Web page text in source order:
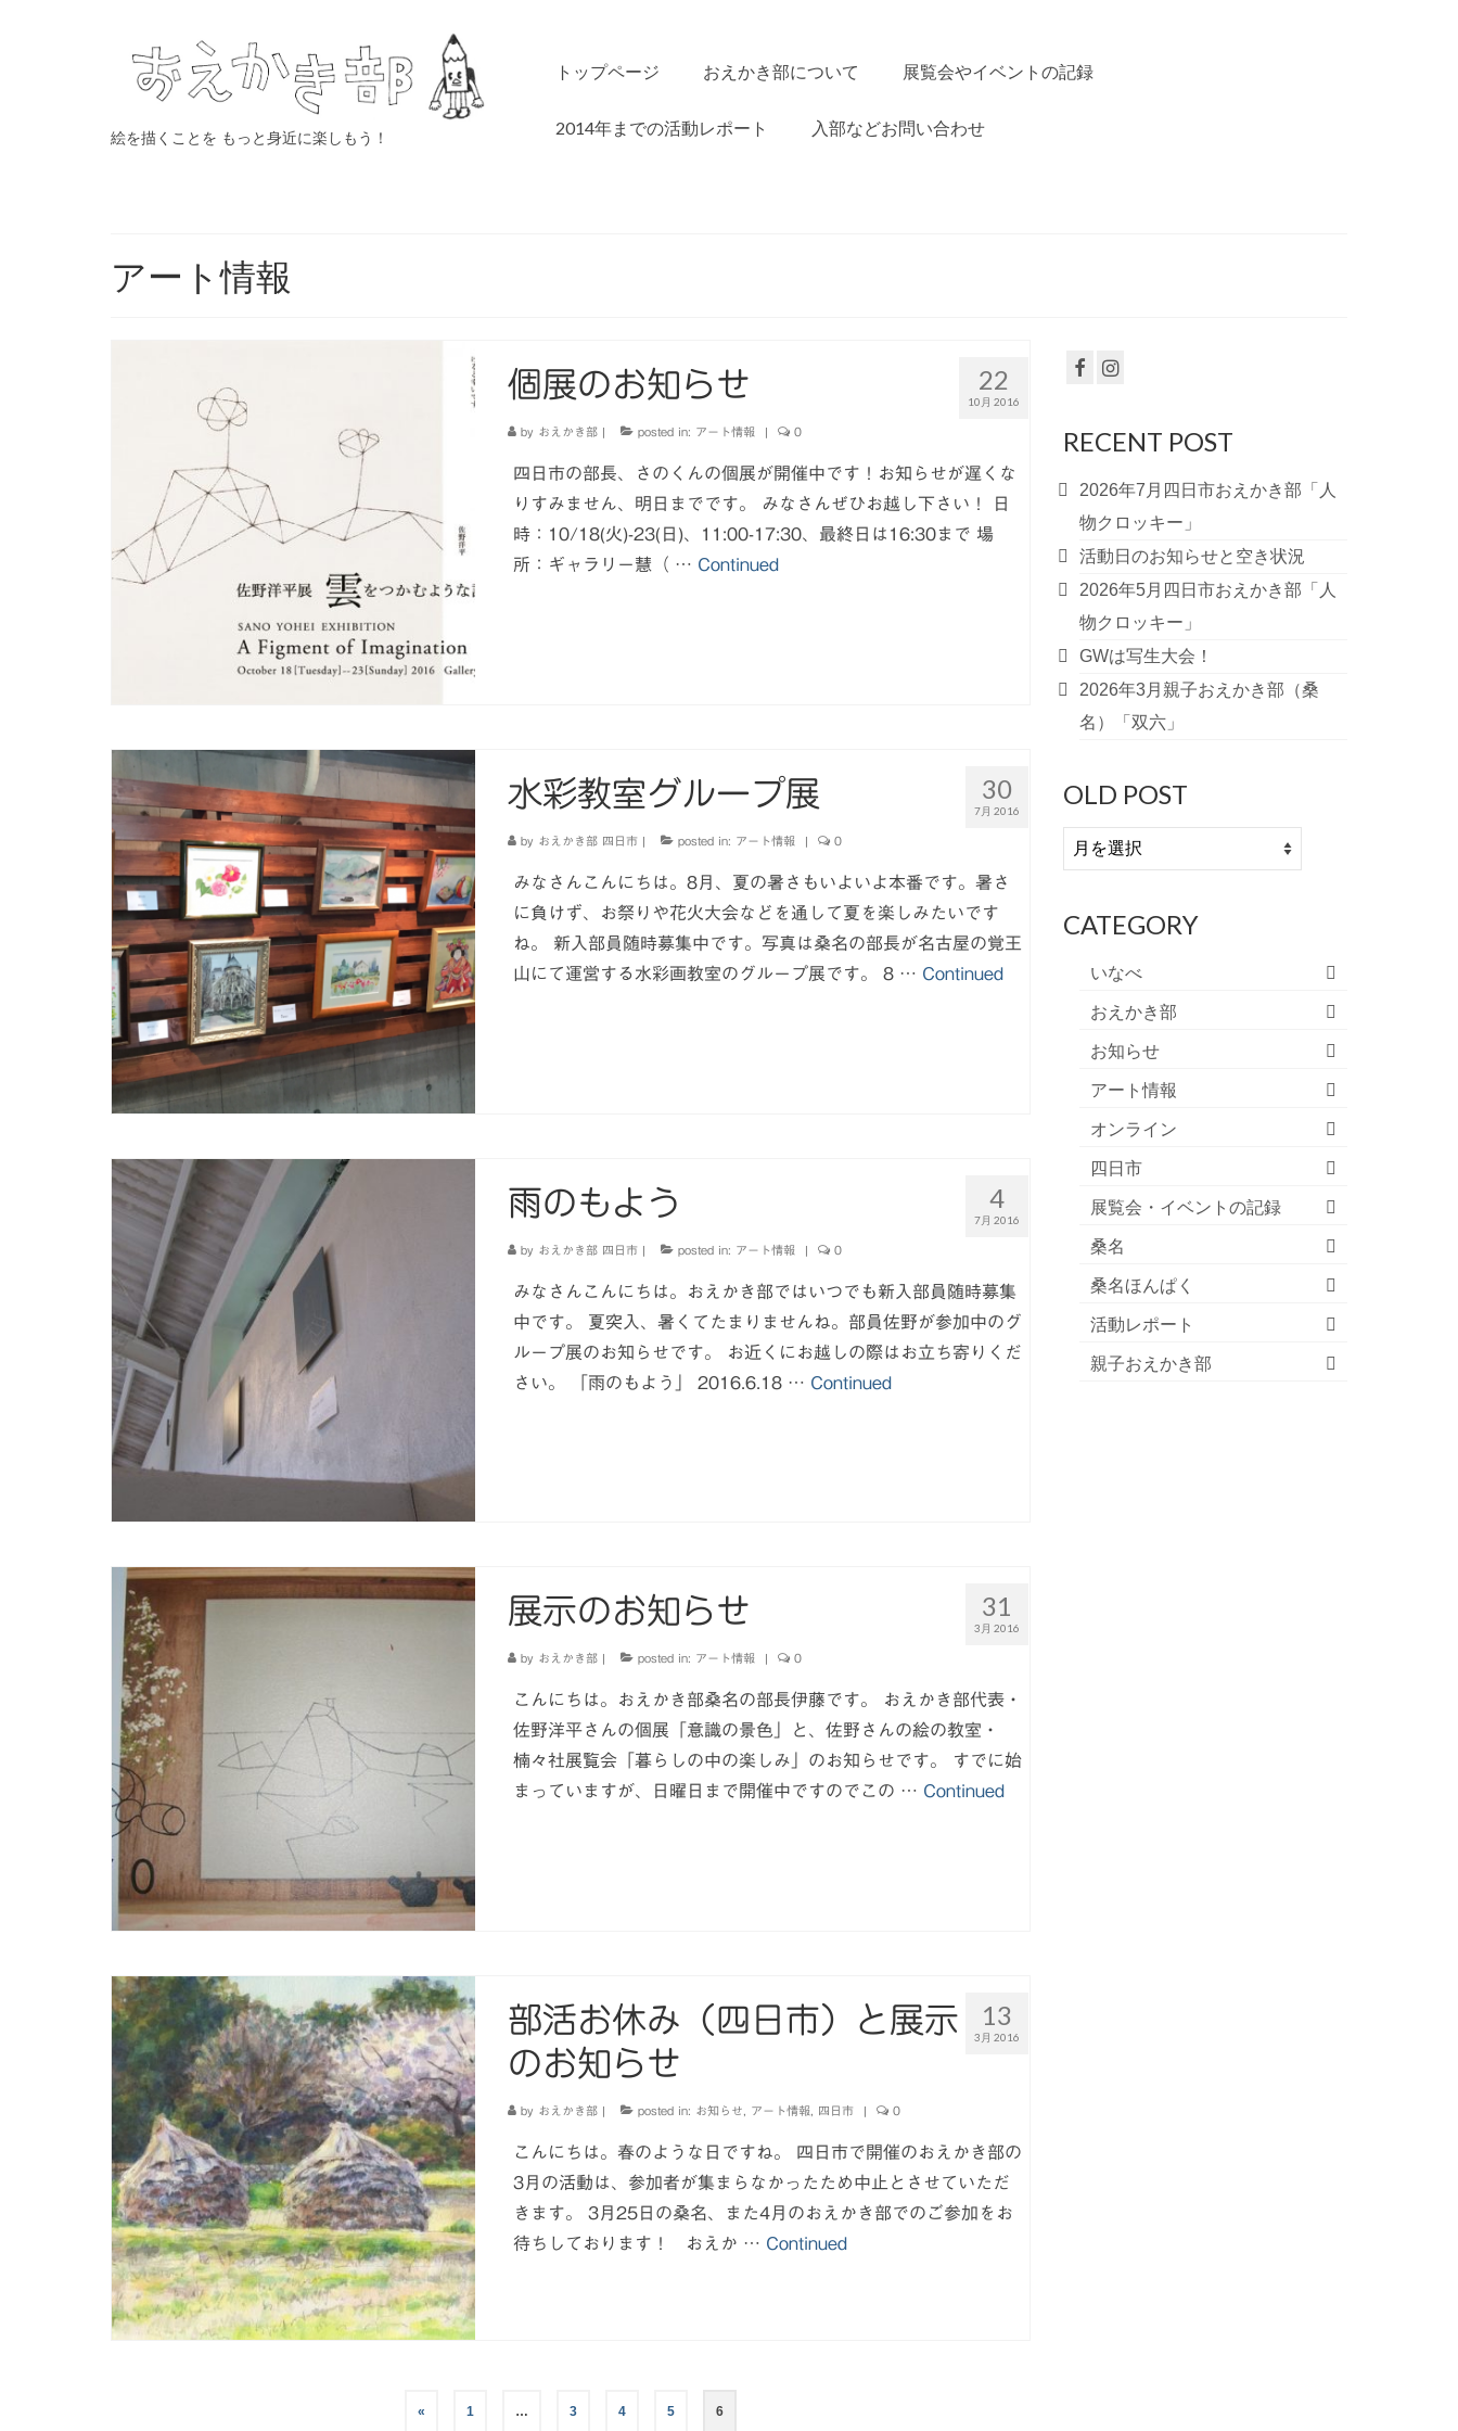
絵を描くことを もっと身近に楽しもう！
トップページ おえかき部について 展覧会やイベントの記録
2014年までの活動レポート 入部などお問い合わせ
アート情報
22
10月 2016
個展のお知らせ
by おえかき部| posted in: アート情報 | 0
四日市の部長、さのくんの個展が開催中です！お知らせが遅くな
りすみません、明日までです。 みなさんぜひお越し下さい！ 日
時：10/18(火)-23(日)、11:00-17:30、最終日は16:30まで 場
所：ギャラリー慧（ … Continued
30
7月 2016
水彩教室グループ展
by おえかき部 四日市| posted in: アート情報 | 0
みなさんこんにちは。8月、夏の暑さもいよいよ本番です。暑さ
に負けず、お祭りや花火大会などを通して夏を楽しみたいです
ね。 新入部員随時募集中です。写真は桑名の部長が名古屋の覚王
山にて運営する水彩画教室のグループ展です。 8 … Continued
4
7月 2016
雨のもよう
by おえかき部 四日市| posted in: アート情報 | 0
みなさんこんにちは。おえかき部ではいつでも新入部員随時募集
中です。 夏突入、暑くてたまりませんね。部員佐野が参加中のグ
ループ展のお知らせです。 お近くにお越しの際はお立ち寄りくだ
さい。 「雨のもよう」 2016.6.18 … Continued
31
3月 2016
展示のお知らせ
by おえかき部| posted in: アート情報 | 0
こんにちは。おえかき部桑名の部長伊藤です。 おえかき部代表・
佐野洋平さんの個展「意識の景色」と、佐野さんの絵の教室・
楠々社展覧会「暮らしの中の楽しみ」のお知らせです。 すでに始
まっていますが、日曜日まで開催中ですのでこの … Continued
13
3月 2016
部活お休み（四日市）と展示
のお知らせ
by おえかき部| posted in: お知らせ アート情報 四日市 | 0
こんにちは。春のような日ですね。 四日市で開催のおえかき部の
3月の活動は、参加者が集まらなかったため中止とさせていただ
きます。 3月25日の桑名、また4月のおえかき部でのご参加をお
待ちしております！ おえか … Continued
« 1 … 3 4 5 6
RECENT POST
2026年7月四日市おえかき部「人
物クロッキー」
活動日のお知らせと空き状況
2026年5月四日市おえかき部「人
物クロッキー」
GWは写生大会！
2026年3月親子おえかき部（桑
名）「双六」
OLD POST
OLD
POST
CATEGORY
いなべ
おえかき部
お知らせ
アート情報
オンライン
四日市
展覧会・イベントの記録
桑名
桑名ほんぱく
活動レポート
親子おえかき部